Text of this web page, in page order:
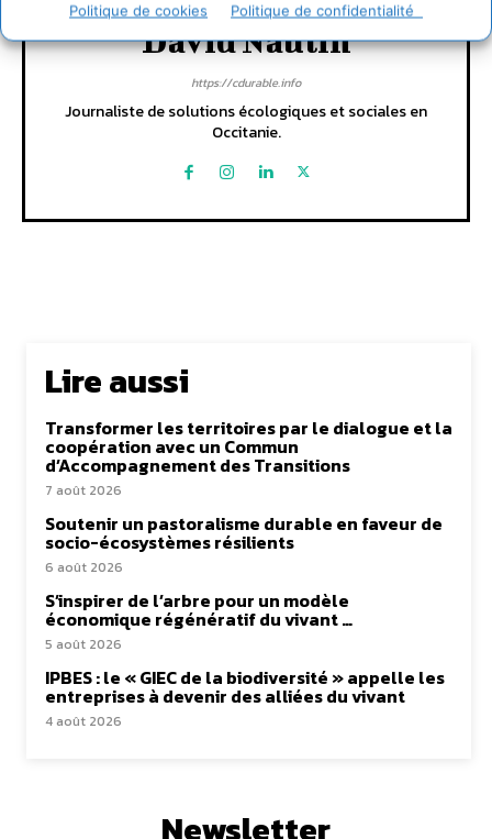
Politique de cookies Politique de confidentialité
David Naulin
https://cdurable.info
Journaliste de solutions écologiques et sociales en
Occitanie.
Lire aussi
Transformer les territoires par le dialogue et la
coopération avec un Commun
d’Accompagnement des Transitions
7 août 2026
Soutenir un pastoralisme durable en faveur de
socio-écosystèmes résilients
6 août 2026
S’inspirer de l’arbre pour un modèle
économique régénératif du vivant …
5 août 2026
IPBES : le « GIEC de la biodiversité » appelle les
entreprises à devenir des alliées du vivant
4 août 2026